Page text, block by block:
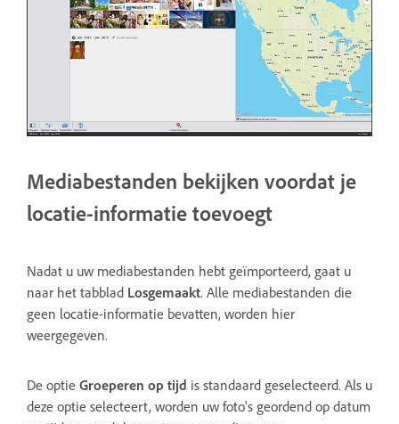
Mediabestanden bekijken voordat je
locatie-informatie toevoegt
Nadat u uw mediabestanden hebt geïmporteerd, gaat u
naar het tabblad Losgemaakt. Alle mediabestanden die
geen locatie-informatie bevatten, worden hier
weergegeven.
De optie Groeperen op tijd is standaard geselecteerd. Als u
deze optie selecteert, worden uw foto's geordend op datum